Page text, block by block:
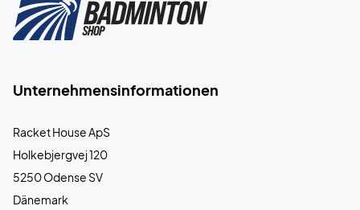
Unternehmensinformationen
Racket House ApS
Holkebjergvej 120
5250 Odense SV
Dänemark